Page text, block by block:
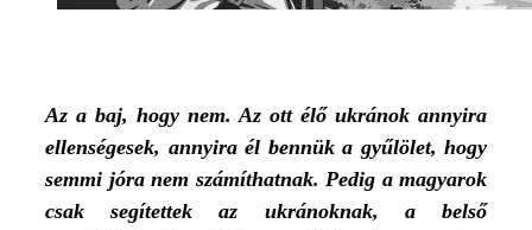
Az a baj, hogy nem. Az ott élő ukránok annyira
ellenségesek, annyira él bennük a gyűlölet, hogy
semmi jóra nem számíthatnak. Pedig a magyarok
csak segítettek az ukránoknak, a belső